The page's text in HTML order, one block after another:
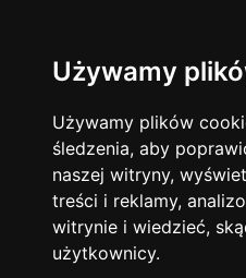
Używamy
Używamy plików
śledzenia, aby
naszej witryny,
treści i reklamy,
witrynie i wiedzieć,
użytkownicy.
Język
Matematyka
Chemia
Język
Język polski
Fizyka